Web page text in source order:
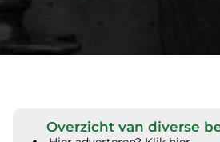
Overzicht van diverse